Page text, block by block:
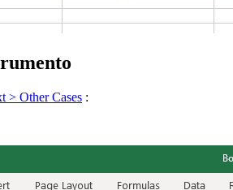
> Other Cases :